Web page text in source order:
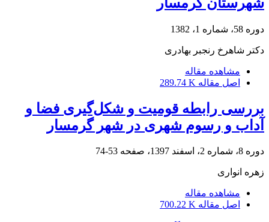
دوره 58، شماره 1، 1382
دکتر شاهرخ رنجبر بهادری
مشاهده مقاله
اصل مقاله 289.74 K
بررسی رابطه قومیت و شکل‌گیری فضا و
آداب و رسوم شهری در شهر گرمسار
دوره 8، شماره 2، اسفند 1397، صفحه 53-74
زهره انواری
مشاهده مقاله
اصل مقاله 700.22 K